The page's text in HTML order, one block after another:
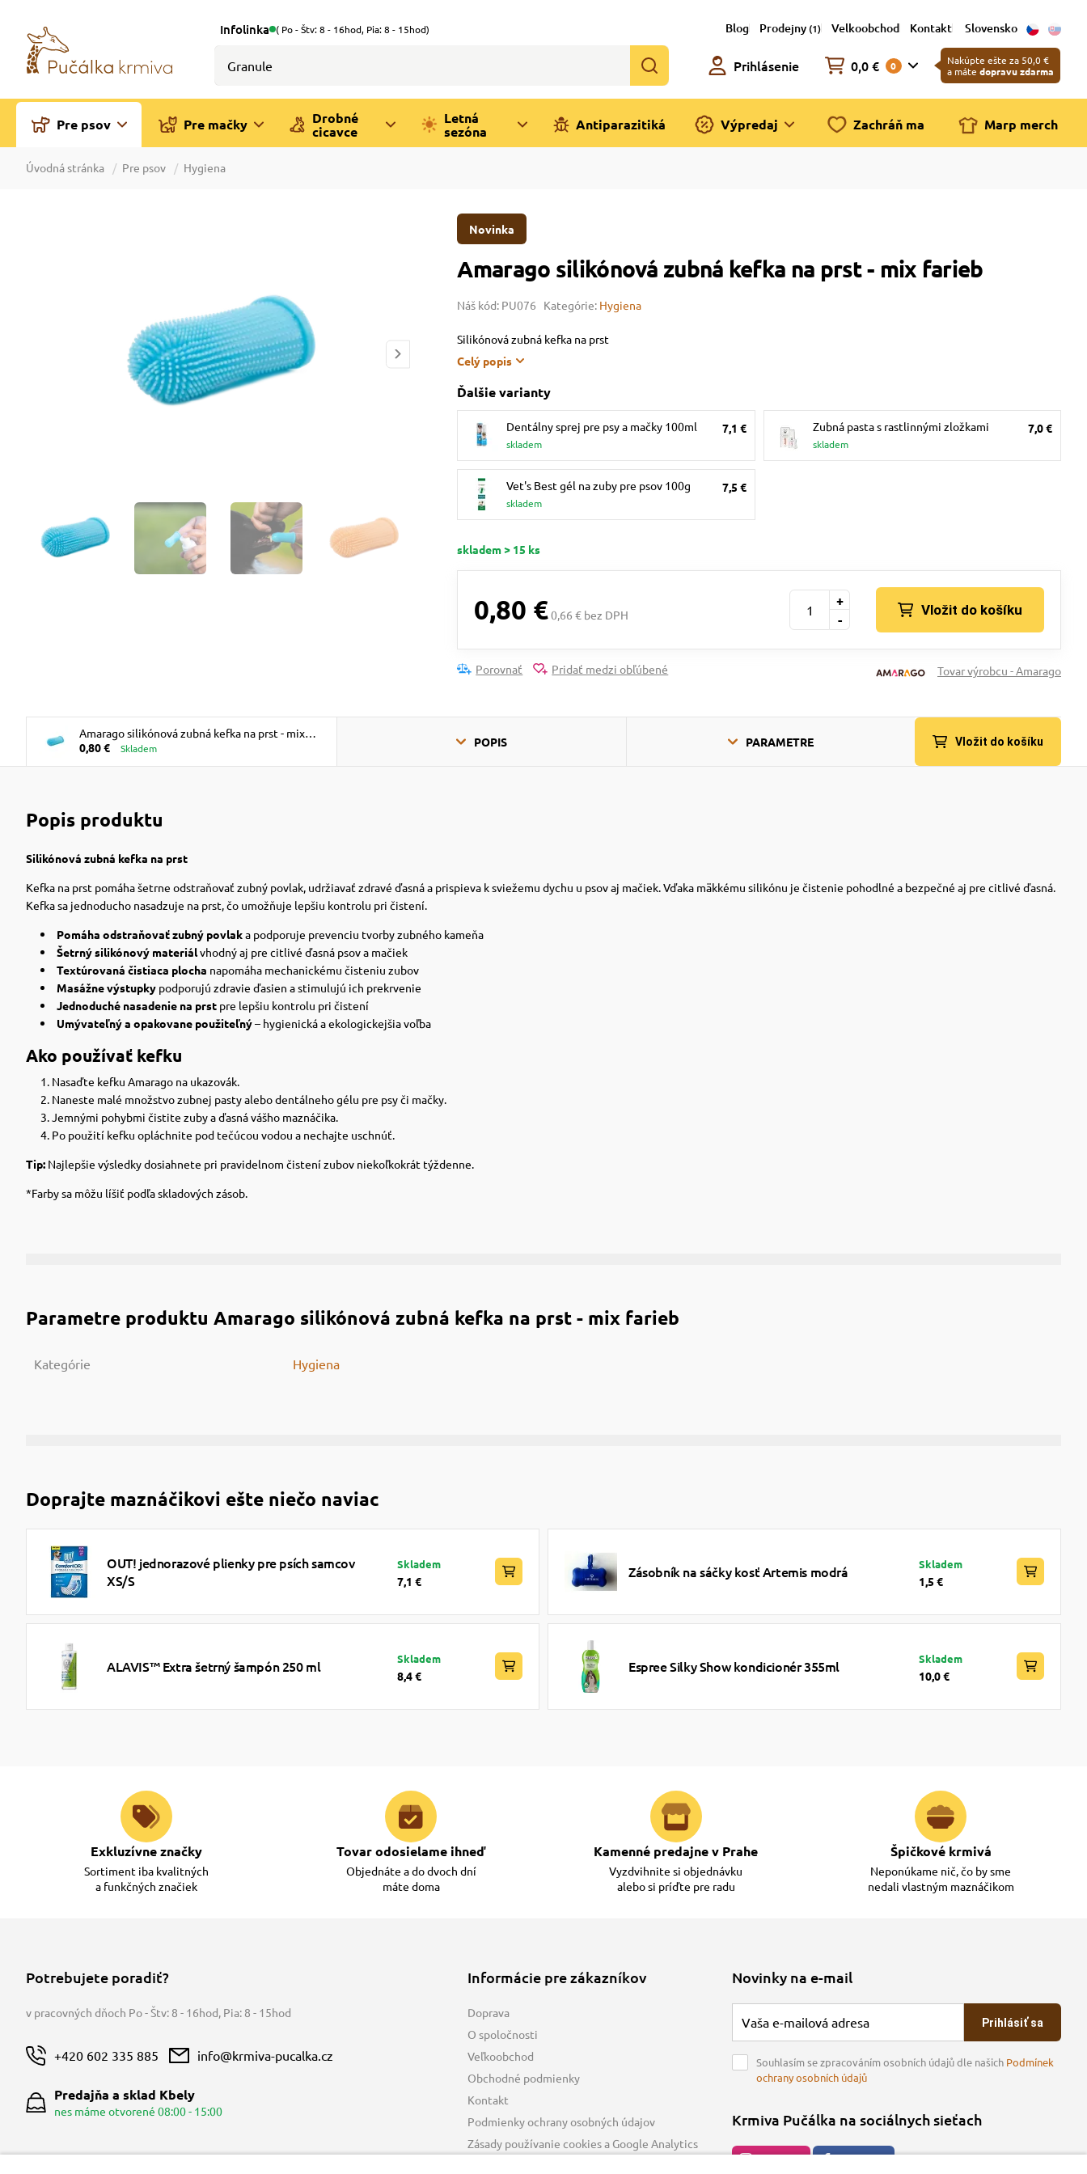
Infolinka ( Po - Štv: 8 - 16hod, Pia: 8 - 15hod) Blog Prodejny (1) Velkoobchod Kontakt Slovensko
Prihlásenie 0,0 € 0
Nakúpte ešte za 50,0 €
a máte dopravu zdarma
Pre psov Pre mačky
Drobné
cicavce
Letná
sezóna
Antiparazitiká Výpredaj Zachráň ma Marp merch
Úvodná stránka Pre psov Hygiena
Novinka
Amarago silikónová zubná kefka na prst - mix farieb
Náš kód: PU076 Kategórie: Hygiena
Silikónová zubná kefka na prst
Celý popis
Ďalšie varianty
Dentálny sprej pre psy a mačky 100ml
skladem
7,1 € Zubná pasta s rastlinnými zložkami
skladem
7,0 €
Vet's Best gél na zuby pre psov 100g
skladem
7,5 €
skladem > 15 ks
0,80 €0,66 € bez DPH -
+
Vložit do košíku
Porovnať Pridať medzi obľúbené Tovar výrobcu - Amarago
Amarago silikónová zubná kefka na prst - mix
farieb
0,80 € Skladem POPIS PARAMETRE Vložit do košíku
Popis produktu
Silikónová zubná kefka na prst
Kefka na prst pomáha šetrne odstraňovať zubný povlak, udržiavať zdravé ďasná a prispieva k sviežemu dychu u psov aj mačiek. Vďaka mäkkému silikónu je čistenie pohodlné a bezpečné aj pre citlivé ďasná.
Kefka sa jednoducho nasadzuje na prst, čo umožňuje lepšiu kontrolu pri čistení.
Pomáha odstraňovať zubný povlaka podporuje prevenciu tvorby zubného kameňa
Šetrný silikónový materiálvhodný aj pre citlivé ďasná psov a mačiek
Textúrovaná čistiaca plocha napomáha mechanickému čisteniu zubov
Masážne výstupky podporujú zdravie ďasien a stimulujú ich prekrvenie
Jednoduché nasadenie na prstpre lepšiu kontrolu pri čistení
Umývateľný a opakovane použiteľný– hygienická a ekologickejšia voľba
Ako používať kefku
Nasaďte kefku Amarago na ukazovák.
Naneste malé množstvo zubnej pasty alebo dentálneho gélu pre psy či mačky.
Jemnými pohybmi čistite zuby a ďasná vášho maznáčika.
Po použití kefku opláchnite pod tečúcou vodou a nechajte uschnúť.
Tip: Najlepšie výsledky dosiahnete pri pravidelnom čistení zubov niekoľkokrát týždenne.
*Farby sa môžu líšiť podľa skladových zásob.
Parametre produktu Amarago silikónová zubná kefka na prst - mix farieb
Kategórie Hygiena
Doprajte maznáčikovi ešte niečo naviac
OUT! jednorazové plienky pre psích samcov
XS/S
Skladem
7,1 €
Zásobník na sáčky kosť Artemis modrá Skladem
1,5 €
ALAVIS™ Extra šetrný šampón 250 ml Skladem
8,4 €
Espree Silky Show kondicionér 355ml Skladem
10,0 €
Exkluzívne značky
Sortiment iba kvalitných
a funkčných značiek
Tovar odosielame ihneď
Objednáte a do dvoch dní
máte doma
Kamenné predajne v Prahe
Vyzdvihnite si objednávku
alebo si príďte pre radu
Špičkové krmivá
Neponúkame nič, čo by sme
nedali vlastným maznáčikom
Potrebujete poradiť?
v pracovných dňoch Po - Štv: 8 - 16hod, Pia: 8 - 15hod
+420 602 335 885 info@krmiva-pucalka.cz
Predajňa a sklad Kbely
nes máme otvorené 08:00 - 15:00
Informácie pre zákazníkov
Doprava
O spoločnosti
Veľkoobchod
Obchodné podmienky
Kontakt
Podmienky ochrany osobných údajov
Zásady používanie cookies a Google Analytics
Novinky na e-mail
Prihlásiť sa
Souhlasím se zpracováním osobních údajů dle našich Podmínek
ochrany osobních údajů
Krmiva Pučálka na sociálnych sieťach